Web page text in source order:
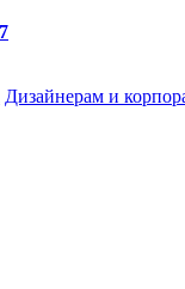
Дизайнерам и